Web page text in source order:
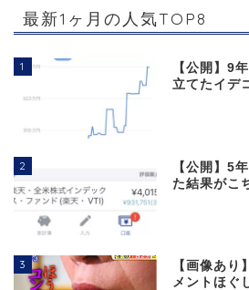
最新1ヶ月の人気TOP8
1
【公開】9
立てたイデ
2
【公開】5
た結果がこ
3
【画像あ
メントほぐ